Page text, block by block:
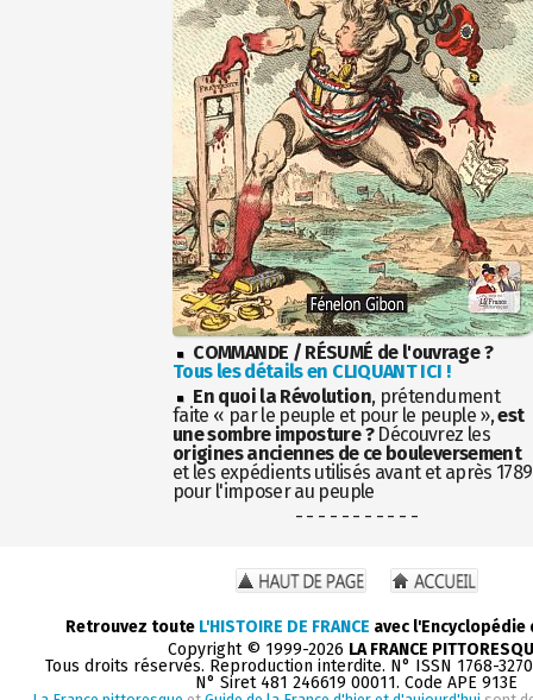
COMMANDE / RÉSUMÉ de l'ouvrage ?
Tous les détails en CLIQUANT ICI !
En quoi la Révolution, prétendument
faite « par le peuple et pour le peuple »,est
une sombre imposture ?Découvrez les
origines anciennes de ce bouleversement
et les expédients utilisés avant et après 1789
pour l'imposer au peuple
- - - - - - - - - - -
Retrouvez toute L'HISTOIRE DE FRANCE avec
Copyright © 1999-2026 LA FRANCE
Tous droits réservés. Reproduction interdite. N° ISSN 1768-
N° Siret 481 246619 00011. Code APE 913E